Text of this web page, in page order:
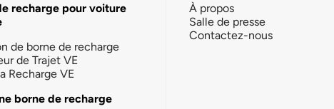
recharge pour voiture
de borne de recharge
de Trajet VE
Recharge VE
borne de recharge
À propos
Salle de presse
Contactez-nous